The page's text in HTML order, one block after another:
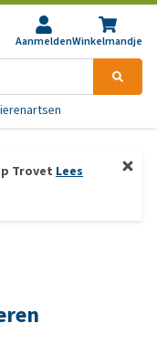
AanmeldenWinkelmandje
Trovet Lees